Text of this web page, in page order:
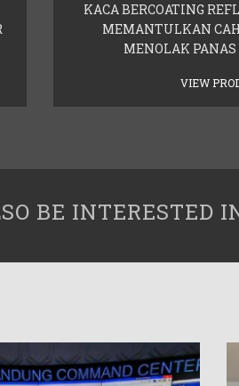
KACA BERCOATING
MEMANTULKAN
MENOLAK
VIEW
BE INTERESTED